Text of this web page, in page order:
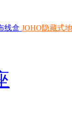
线盒 JOHO隐藏式